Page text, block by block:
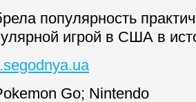
популярность
игрой в США в
Go; Nintendo